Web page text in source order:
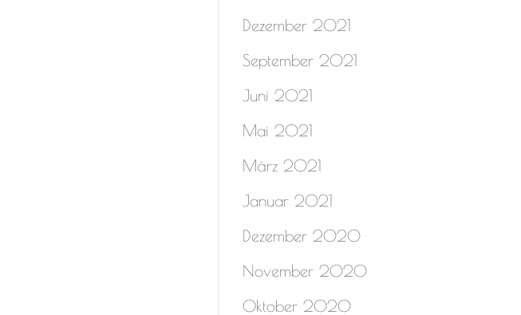
Dezember 2021
September 2021
Juni 2021
Mai 2021
März 2021
Januar 2021
Dezember 2020
November 2020
Oktober 2020